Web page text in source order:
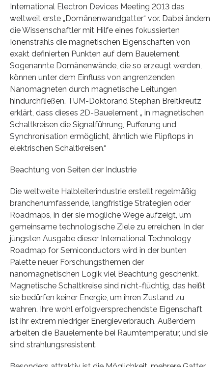
International Electron Devices Meeting 2013 das
weltweit erste „Domänenwandgatter“ vor. Dabei ändern
die Wissenschaftler mit Hilfe eines fokussierten
Ionenstrahls die magnetischen Eigenschaften von
exakt definierten Punkten auf dem Bauelement.
Sogenannte Domänenwände, die so erzeugt werden,
können unter dem Einfluss von angrenzenden
Nanomagneten durch magnetische Leitungen
hindurchfließen. TUM-Doktorand Stephan Breitkreutz
erklärt, dass dieses 2D-Bauelement „ in magnetischen
Schaltkreisen die Signalführung, Pufferung und
Synchronisation ermöglicht, ähnlich wie Flipflops in
elektrischen Schaltkreisen.“
Beachtung von Seiten der Industrie
Die weltweite Halbleiterindustrie erstellt regelmäßig
branchenumfassende, langfristige Strategien oder
Roadmaps, in der sie mögliche Wege aufzeigt, um
gemeinsame technologische Ziele zu erreichen. In der
jüngsten Ausgabe dieser International Technology
Roadmap for Semiconductors wird in der bunten
Palette neuer Forschungsthemen der
nanomagnetischen Logik viel Beachtung geschenkt.
Magnetische Schaltkreise sind nicht-flüchtig, das heißt
sie bedürfen keiner Energie, um ihren Zustand zu
wahren. Ihre wohl erfolgversprechendste Eigenschaft
ist ihr extrem niedriger Energieverbrauch. Außerdem
arbeiten die Bauelemente bei Raumtemperatur, und sie
sind strahlungsresistent.